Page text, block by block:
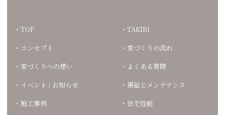
TOP
コンセプト
家づくりへの想い
イベント / お知らせ
施工事例
TAKIBI
家づくりの流れ
よくある質問
保証とメンテナンス
住宅性能